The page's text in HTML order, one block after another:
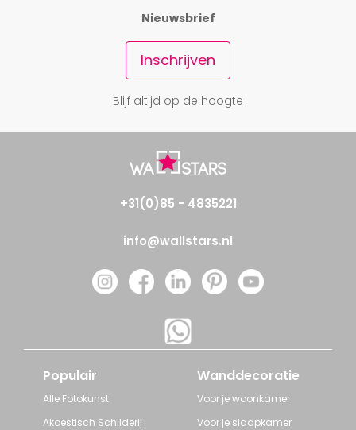
Nieuwsbrief
Inschrijven
Blijf altijd op de hoogte
+31(0)85 - 4835221
info@wallstars.nl
Populair
Alle Fotokunst
Akoestisch Schilderij
Wanddecoratie
Voor je woonkamer
Voor je slaapkamer